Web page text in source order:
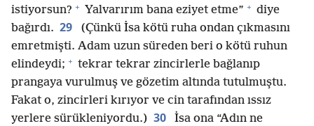
istiyorsun? + Yalvarırım bana eziyet etme” + diye
bağırdı. 29
(Çünkü İsa kötü ruha ondan çıkmasını
emretmişti. Adam uzun süreden beri o kötü ruhun
elindeydi; + tekrar tekrar zincirlerle bağlanıp
prangaya vurulmuş ve gözetim altında tutulmuştu.
Fakat o, zincirleri kırıyor ve cin tarafından ıssız
yerlere sürükleniyordu.) 30
İsa ona “Adın ne